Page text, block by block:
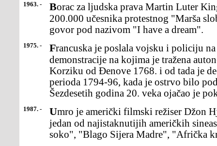
1963. - Borac za ljudska prava Martin Luter King (Luther) održaoje pred
200.000 učesnika protestnog "Marša
govor pod nazivom "I have a dream".
1975. - Francuska je poslala vojsku i policiju na Korziku dauguše
demonstracije na kojima je tražena
Korziku od Đenove 1768. i od tada je
perioda 1794-96, kada je ostrvo bilo
Šezdesetih godina 20. veka ojačao je
1987. - Umro je američki filmski režiser Džon Hjuston (John Huston),
jedan od najistaknutijih američkih
soko", "Blago Sijera Madre", "Afrička